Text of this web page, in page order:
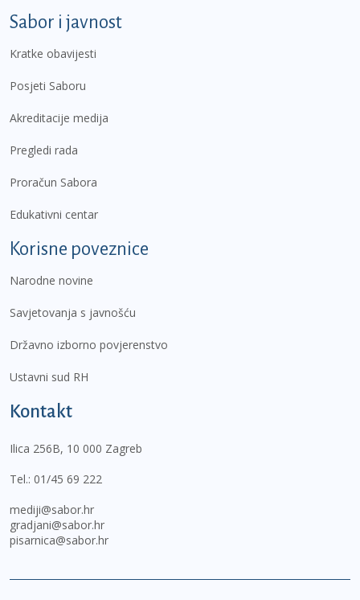
Sabor i javnost
Kratke obavijesti
Posjeti Saboru
Akreditacije medija
Pregledi rada
Proračun Sabora
Edukativni centar
Korisne poveznice
Narodne novine
Savjetovanja s javnošću
Državno izborno povjerenstvo
Ustavni sud RH
Kontakt
Ilica 256B, 10 000 Zagreb
Tel.: 01/45 69 222
mediji@sabor.hr
gradjani@sabor.hr
pisarnica@sabor.hr